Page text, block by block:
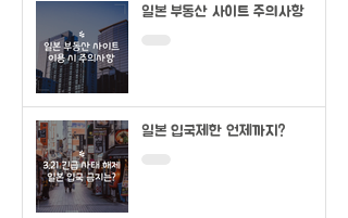
일본 부동산 사이트 주의사항
일본 입국제한 언제까지?